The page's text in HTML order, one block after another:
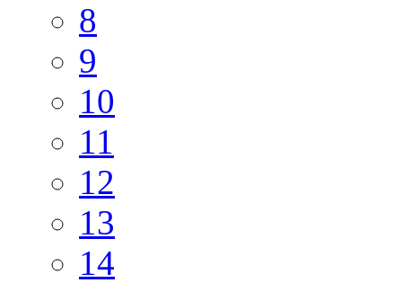
8
9
10
11
12
13
14